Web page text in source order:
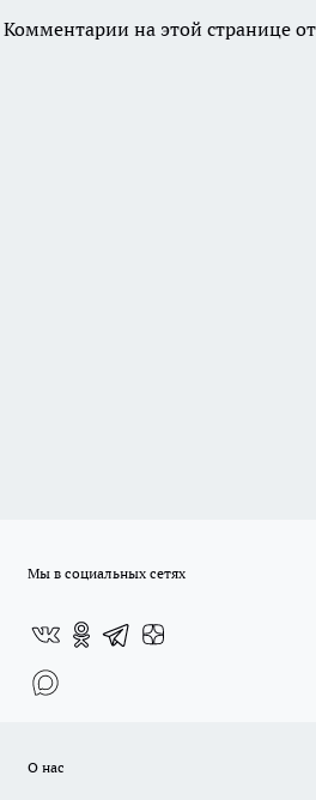
Комментарии на этой странице
Мы в социальных сетях
О нас